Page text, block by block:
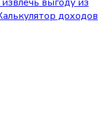
доходов